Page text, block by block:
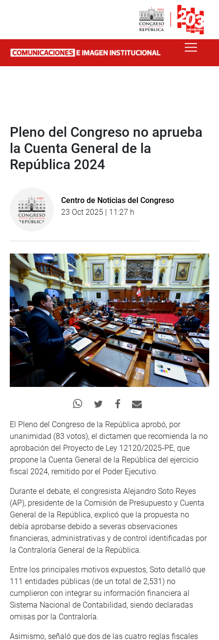
Pleno del Congreso no aprueba
la Cuenta General de la
República 2024
Centro de Noticias del Congreso
23 Oct 2025 | 11:27 h
El Pleno del Congreso de la República aprobó, por
unanimidad (83 votos), el dictamen que recomienda la no
aprobación del Proyecto de Ley 12120/2025-PE, que
propone la Cuenta General de la República del ejercicio
fiscal 2024, remitido por el Poder Ejecutivo.
Durante el debate, el congresista Alejandro Soto Reyes
(AP), presidente de la Comisión de Presupuesto y Cuenta
General de la República, explicó que la propuesta no
debía aprobarse debido a severas observaciones
financieras, administrativas y de control identificadas por
la Contraloría General de la República.
Entre los principales motivos expuestos, Soto detalló que
111 entidades públicas (de un total de 2,531) no
cumplieron con integrar su información financiera al
Sistema Nacional de Contabilidad, siendo declaradas
omisas por la Contraloría.
Asimismo, señaló que dos de las cuatro reglas fiscales